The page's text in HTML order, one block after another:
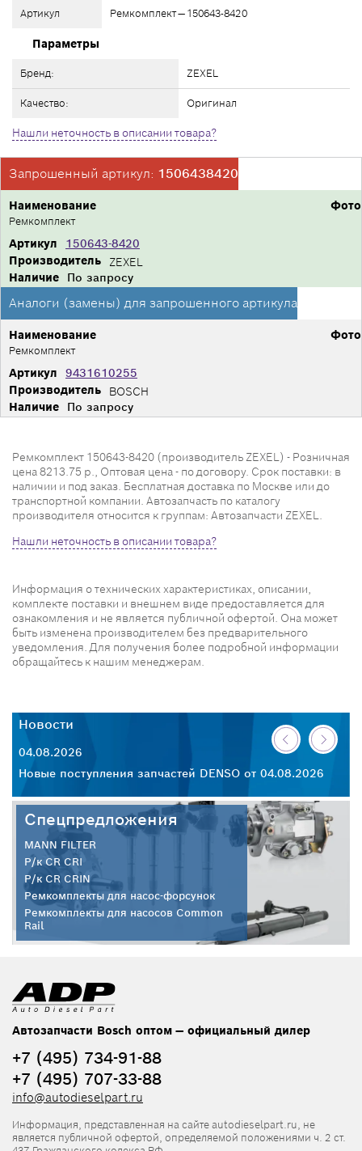
Артикул Ремкомплект — 150643-8420
Параметры
Бренд: ZEXEL
Качество: Оригинал
Нашли неточность в описании товара?
Запрошенный артикул: 1506438420
Фото
Производитель ZEXEL
Артикул 150643-8420
Наименование
Ремкомплект
Наличие По запросу
Аналоги (замены) для запрошенного артикула
Фото
Производитель BOSCH
Артикул 9431610255
Наименование
Ремкомплект
Наличие По запросу
Ремкомплект 150643-8420 (производитель ZEXEL) - Розничная
цена 8213.75 р., Оптовая цена - по договору. Срок поставки: в
наличии и под заказ. Бесплатная доставка по Москве или до
транспортной компании. Автозапчасть по каталогу
производителя относится к группам: Автозапчасти ZEXEL.
Нашли неточность в описании товара?
Информация о технических характеристиках, описании,
комплекте поставки и внешнем виде предоставляется для
ознакомления и не является публичной офертой. Она может
быть изменена производителем без предварительного
уведомления. Для получения более подробной информации
обращайтесь к нашим менеджерам.
Новости
04.08.2026
Новые поступления запчастей DENSO от 04.08.2026
Спецпредложения
MANN FILTER
Р/к CR CRI
Р/к CR CRIN
Ремкомплекты для насос-форсунок
Ремкомплекты для насосов Common
Rail
Автозапчасти Bosch оптом — официальный дилер
+7 (495) 734-91-88
+7 (495) 707-33-88
info@autodieselpart.ru
Информация, представленная на сайте autodieselpart.ru, не
является публичной офертой, определяемой положениями ч. 2 ст.